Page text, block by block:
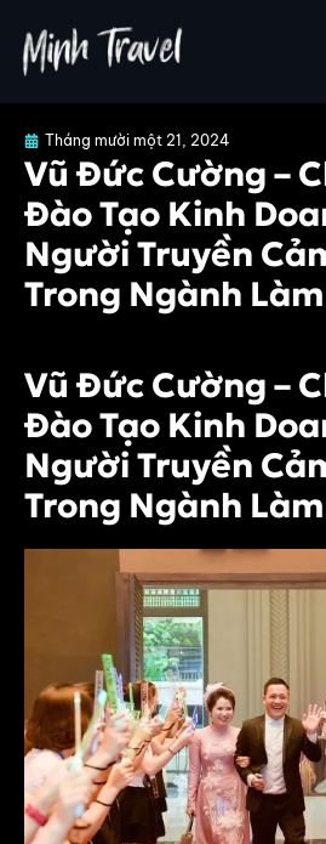
nội
Tháng mười một 21, 2024
Vũ Đức Cường –
Đào Tạo Kinh
Người Truyền
Trong Ngành
Vũ Đức Cường –
Đào Tạo Kinh
Người Truyền
Trong Ngành